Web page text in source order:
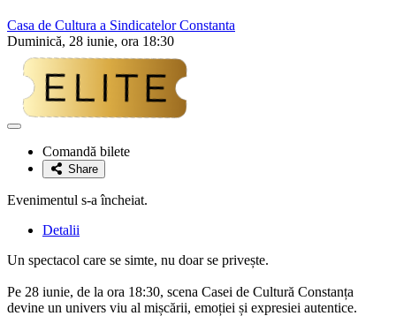
Casa de Cultura a Sindicatelor Constanta
Duminică, 28 iunie, ora 18:30
Adaugă
favoriteComandă bilete
Share
Evenimentul s-a încheiat.
Detalii
Un spectacol care se simte, nu doar se privește.
Pe 28 iunie, de la ora 18:30, scena Casei de Cultură Constanța
devine un univers viu al mișcării, emoției și expresiei autentice.